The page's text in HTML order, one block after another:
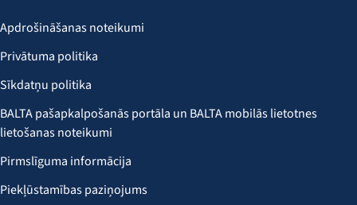
Apdrošināšanas noteikumi
Privātuma politika
Sīkdatņu politika
BALTA pašapkalpošanās portāla un BALTA mobilās lietotnes
lietošanas noteikumi
Pirmslīguma informācija
Piekļūstamības paziņojums